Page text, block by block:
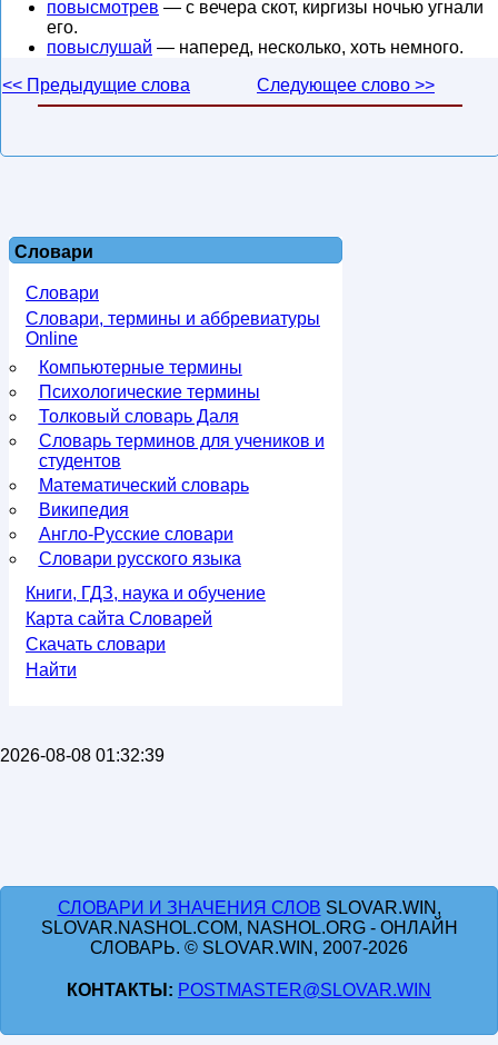
повысмотрев — с вечера скот, киргизы ночью угнали
его.
повыслушай — наперед, несколько, хоть немного.
<< Предыдущие слова
Следующее слово >>
Словари
Словари
Словари, термины и аббревиатуры
Online
Компьютерные термины
Психологические термины
Толковый словарь Даля
Словарь терминов для учеников и
студентов
Математический словарь
Википедия
Англо-Русские словари
Словари русского языка
Книги, ГДЗ, наука и обучение
Карта сайта Словарей
Скачать словари
Найти
2026-08-08 01:32:39
СЛОВАРИ И ЗНАЧЕНИЯ СЛОВ SLOVAR.WIN,
SLOVAR.NASHOL.COM, NASHOL.ORG - ОНЛАЙН
СЛОВАРЬ. © SLOVAR.WIN, 2007-2026
КОНТАКТЫ: POSTMASTER@SLOVAR.WIN